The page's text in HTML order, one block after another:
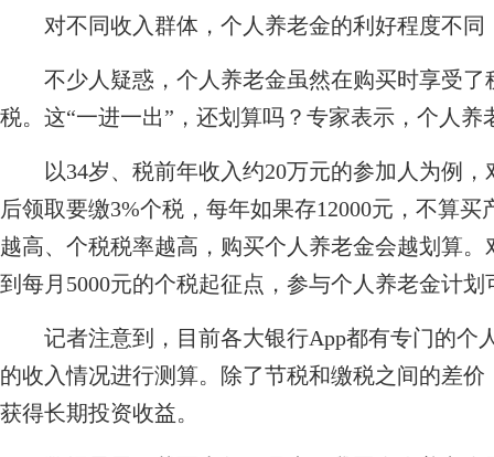
对不同收入群体，个人养老金的利好程度不同
不少人疑惑，个人养老金虽然在购买时享受了
税。这“一进一出”，还划算吗？专家表示，个人
以34岁、税前年收入约20万元的参加人为例，
后领取要缴3%个税，每年如果存12000元，不算
越高、个税税率越高，购买个人养老金会越划算
到每月5000元的个税起征点，参与个人养老金计
记者注意到，目前各大银行App都有专门的个
的收入情况进行测算。除了节税和缴税之间的差
获得长期投资收益。